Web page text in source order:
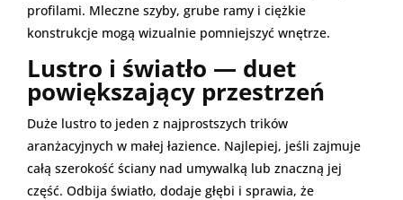
profilami. Mleczne szyby, grube ramy i ciężkie
konstrukcje mogą wizualnie pomniejszyć wnętrze.
Lustro i światło — duet
powiększający przestrzeń
Duże lustro to jeden z najprostszych trików
aranżacyjnych w małej łazience. Najlepiej, jeśli zajmuje
całą szerokość ściany nad umywalką lub znaczną jej
część. Odbija światło, dodaje głębi i sprawia, że